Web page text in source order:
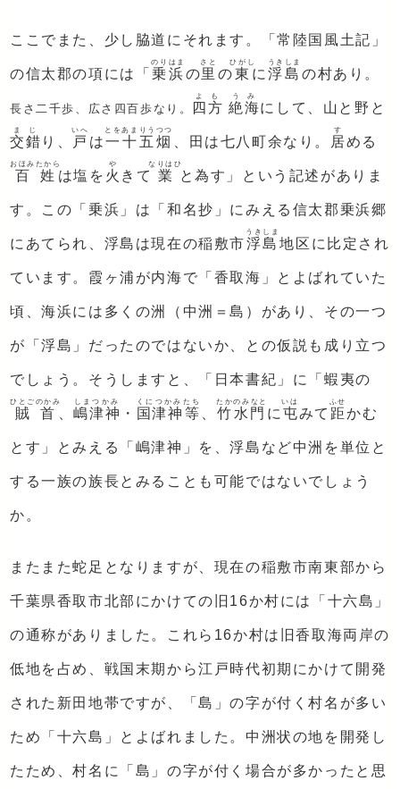
ここでまた、少し脇道にそれます。「常陸国風土記」
の信太郡の項には「 乗浜
のりはま
の里
さと
の東
ひがし
に 浮島
うきしま
の村あり。
長さ二千歩、広さ四百歩なり。 四方
よも
絶海
うみ
にして、山と野と
交錯
まじ
り、 戸
いへ
は一十五烟
とをあまりうつつ
、田は七八町余なり。 居
す
める
百姓
おほみたから
は塩を 火
や
きて 業
なりはひ
と為す」という記述がありま
す。この「乗浜」は「和名抄」にみえる信太郡乗浜郷
にあてられ、浮島は現在の稲敷市浮島
うきしま
地区に比定され
ています。霞ヶ浦が内海で「香取海」とよばれていた
頃、海浜には多くの洲（中洲＝島）があり、その一つ
が「浮島」だったのではないか、との仮説も成り立つ
でしょう。そうしますと、「日本書紀」に「蝦夷の
賊首
ひとごのかみ
、嶋津神
しまつかみ
・ 国津神
くにつかみ
等
たち
竹水門
たかのみなと
に 屯
いは
みて 距
ふせ
かむ
とす」とみえる「嶋津神」を、浮島など中洲を単位と
する一族の族長とみることも可能ではないでしょう
か。
またまた蛇足となりますが、現在の稲敷市南東部から
千葉県香取市北部にかけての旧16か村には「十六島」
の通称がありました。これら16か村は旧香取海両岸の
低地を占め、戦国末期から江戸時代初期にかけて開発
された新田地帯ですが、「島」の字が付く村名が多い
ため「十六島」とよばれました。中洲状の地を開発し
たため、村名に「島」の字が付く場合が多かったと思